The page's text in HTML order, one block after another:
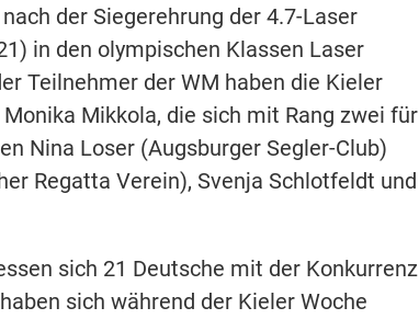
der Siegerehrung der 4.7-Laser
in den olympischen Klassen Laser
Teilnehmer der WM haben die Kieler
Mikkola, die sich mit Rang zwei für
Nina Loser (Augsburger Segler-Club)
Regatta Verein), Svenja Schlotfeldt und
sich 21 Deutsche mit der Konkurrenz
sich während der Kieler Woche